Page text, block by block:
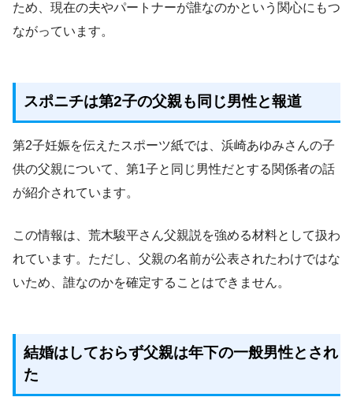
ため、現在の夫やパートナーが誰なのかという関心にもつ
ながっています。
スポニチは第2子の父親も同じ男性と報道
第2子妊娠を伝えたスポーツ紙では、浜崎あゆみさんの子
供の父親について、第1子と同じ男性だとする関係者の話
が紹介されています。
この情報は、荒木駿平さん父親説を強める材料として扱わ
れています。ただし、父親の名前が公表されたわけではな
いため、誰なのかを確定することはできません。
結婚はしておらず父親は年下の一般男性とされ
た